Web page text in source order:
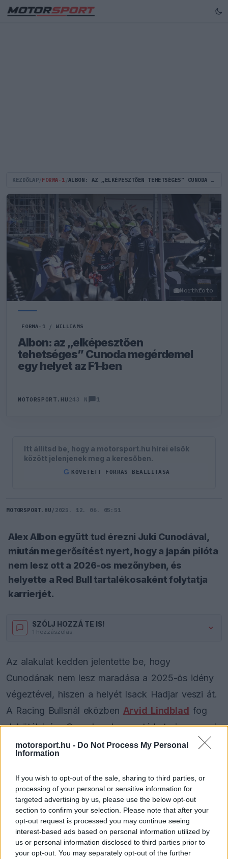
motorsport.hu - Do Not Process My Personal
Information
If you wish to opt-out of the sale, sharing to third parties, or
processing of your personal or sensitive information for
targeted advertising by us, please use the below opt-out
section to confirm your selection. Please note that after your
opt-out request is processed you may continue seeing
interest-based ads based on personal information utilized by
us or personal information disclosed to third parties prior to
your opt-out. You may separately opt-out of the further
KEZDŐLAP FORMA-1 ALBON: AZ „ELKÉPESZTŐEN TEHETSÉGES” CUNODA MEGÉRDEMEL EGY HELYET AZ F1-BEN
Northfoto
FORMA-1 / WILLIAMS
Albon: az „elképesztően
tehetséges” Cunoda megérdemel
egy helyet az F1-ben
MOTORSPORT.HU 243 N 1
Itt állítsd be, hogy a motorsport.hu hírei elsők
között jelenjenek meg a keresőben.
G KÖVETETT FORRÁS BEÁLLÍTÁSA
MOTORSPORT.HU / 2025. 12. 06. 05:51
Alex Albon együtt tud érezni Juki Cunodával,
miután megerősítést nyert, hogy a japán pilóta
nem lesz ott a 2026-os mezőnyben, és
helyette a Red Bull tartalékosaként folytatja
karrierjét.
SZÓLJ HOZZÁ TE IS!
1 hozzászólás.
Az alakulat kedden jelentette be, hogy
Cunodának nem lesz maradása a 2025-ös idény
végeztével, hiszen a helyét Isack Hadjar veszi át.
A Racing Bullsnál eközben Arvid Lindblad fog
debütálni, így Cunoda oda sem térhet vissza, ami
azt jelenti, hogy nem fogjuk őt látni a 2026-os
rajtrácson.
Albon elég jól ismeri ezt a szituációt, hiszen 2020
végén neki sem volt maradása a Red Bullnál, és
egy évet ki is kellett hagynia, mielőtt 2022-ben
visszatérhetett volna a Williamsszel. A brit-thai
pilóta most az Abu-dzabi Nagydíjat megelőzően